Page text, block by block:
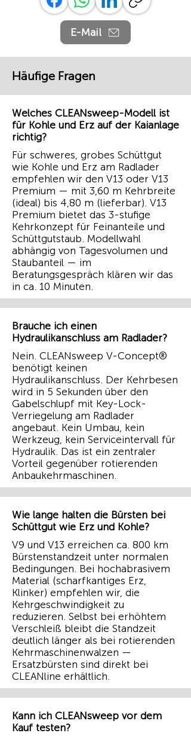
E-Mail
Häufige Fragen
Welches CLEANsweep-Modell ist
für Kohle und Erz auf der Kaianlage
richtig?
Für schweres, grobes Schüttgut
wie Kohle und Erz am Radlader
empfehlen wir den V13 oder V13
Premium — mit 3,60 m Kehrbreite
(ideal) bis 4,80 m (lieferbar). V13
Premium bietet das 3-stufige
Kehrkonzept für Feinanteile und
Schüttgutstaub. Modellwahl
abhängig von Tagesvolumen und
Staubanteil — im
Beratungsgespräch klären wir das
in ca. 10 Minuten.
Brauche ich einen
Hydraulikanschluss am Radlader?
Nein. CLEANsweep V-Concept®
benötigt keinen
Hydraulikanschluss. Der Kehrbesen
wird in 5 Sekunden über den
Gabelschlupf mit Key-Lock-
Verriegelung am Radlader
angebaut. Kein Umbau, kein
Werkzeug, kein Serviceintervall für
Hydraulik. Das ist ein zentraler
Vorteil gegenüber rotierenden
Anbaukehrmaschinen.
Wie lange halten die Bürsten bei
Schüttgut wie Erz und Kohle?
V9 und V13 erreichen ca. 800 km
Bürstenstandzeit unter normalen
Bedingungen. Bei hochabrasivem
Material (scharfkantiges Erz,
Klinker) empfehlen wir, die
Kehrgeschwindigkeit zu
reduzieren. Selbst bei erhöhtem
Verschleiß bleibt die Standzeit
deutlich länger als bei rotierenden
Kehrmaschinenwalzen —
Ersatzbürsten sind direkt bei
CLEANline erhältlich.
Kann ich CLEANsweep vor dem
Kauf testen?